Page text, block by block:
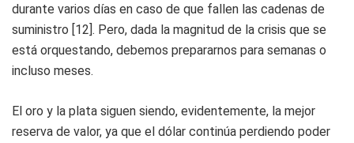
durante varios días en caso de que fallen las cadenas de
suministro [12]. Pero, dada la magnitud de la crisis que se
está orquestando, debemos prepararnos para semanas o
incluso meses.
El oro y la plata siguen siendo, evidentemente, la mejor
reserva de valor, ya que el dólar continúa perdiendo poder